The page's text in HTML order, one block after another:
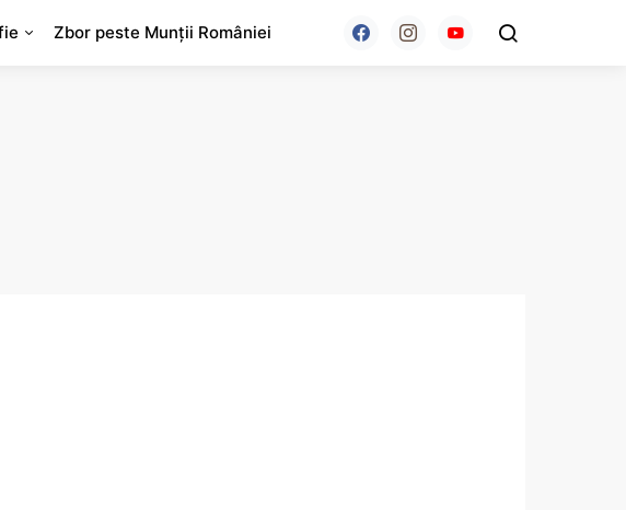
Zbor peste Munții României